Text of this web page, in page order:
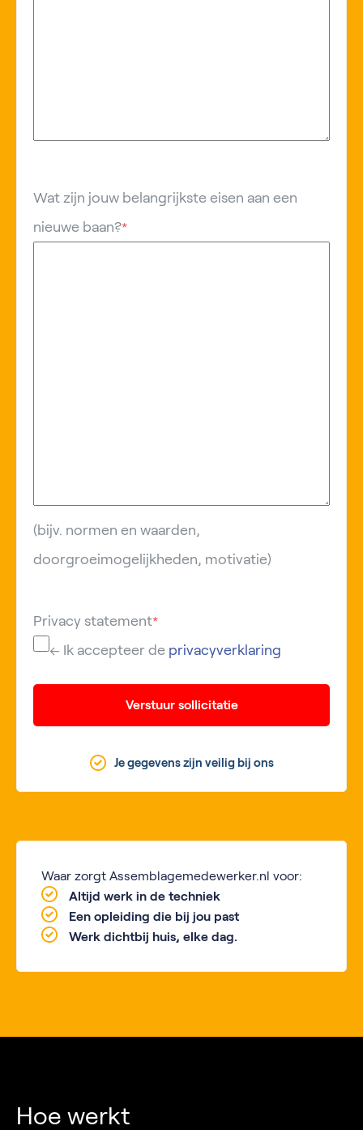
Wat zijn jouw belangrijkste eisen aan een
nieuwe baan?*
(bijv. normen en waarden,
doorgroeimogelijkheden, motivatie)
Privacy statement*
← Ik accepteer de privacyverklaring
Verstuur sollicitatie
Je gegevens zijn veilig bij ons
Waar zorgt Assemblagemedewerker.nl voor:
Altijd werk in de techniek
Een opleiding die bij jou past
Werk dichtbij huis, elke dag.
Hoe werkt